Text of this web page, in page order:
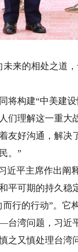
的相处之道
构建“中美建设
理解这一重大
友好沟通，解
。”
平主席作出阐
平可期的持久稳
的行动”。它
湾问题，习近
之又慎处理台湾